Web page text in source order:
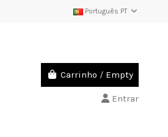
Português PT
Carrinho / Empty
Entrar